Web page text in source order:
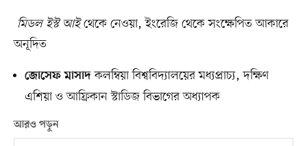
মিডল ইস্ট আইথেকে নেওয়া, ইংরেজি থেকে সংক্ষেপিত আকারে
অনূদিত
জোসেফ মাসাদকলম্বিয়া বিশ্ববিদ্যালয়ের মধ্যপ্রাচ্য, দক্ষিণ
এশিয়া ও আফ্রিকান স্টাডিজ বিভাগের অধ্যাপক
আরও পড়ুন